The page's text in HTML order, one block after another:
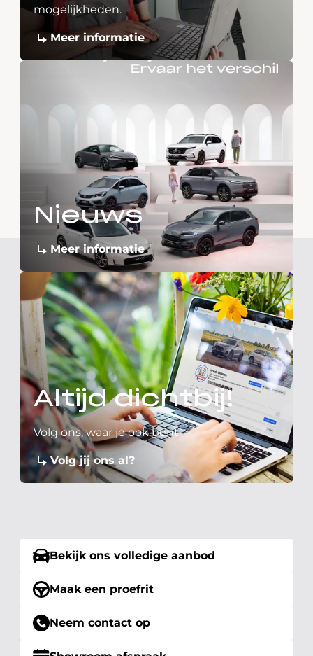
mogelijkheden.
Meer informatie
Nieuws
Meer informatie
Altijd dichtbij!
Volg ons, waar je ook bent
Volg jij ons al?
Bekijk ons volledige aanbod
Maak een proefrit
Neem contact op